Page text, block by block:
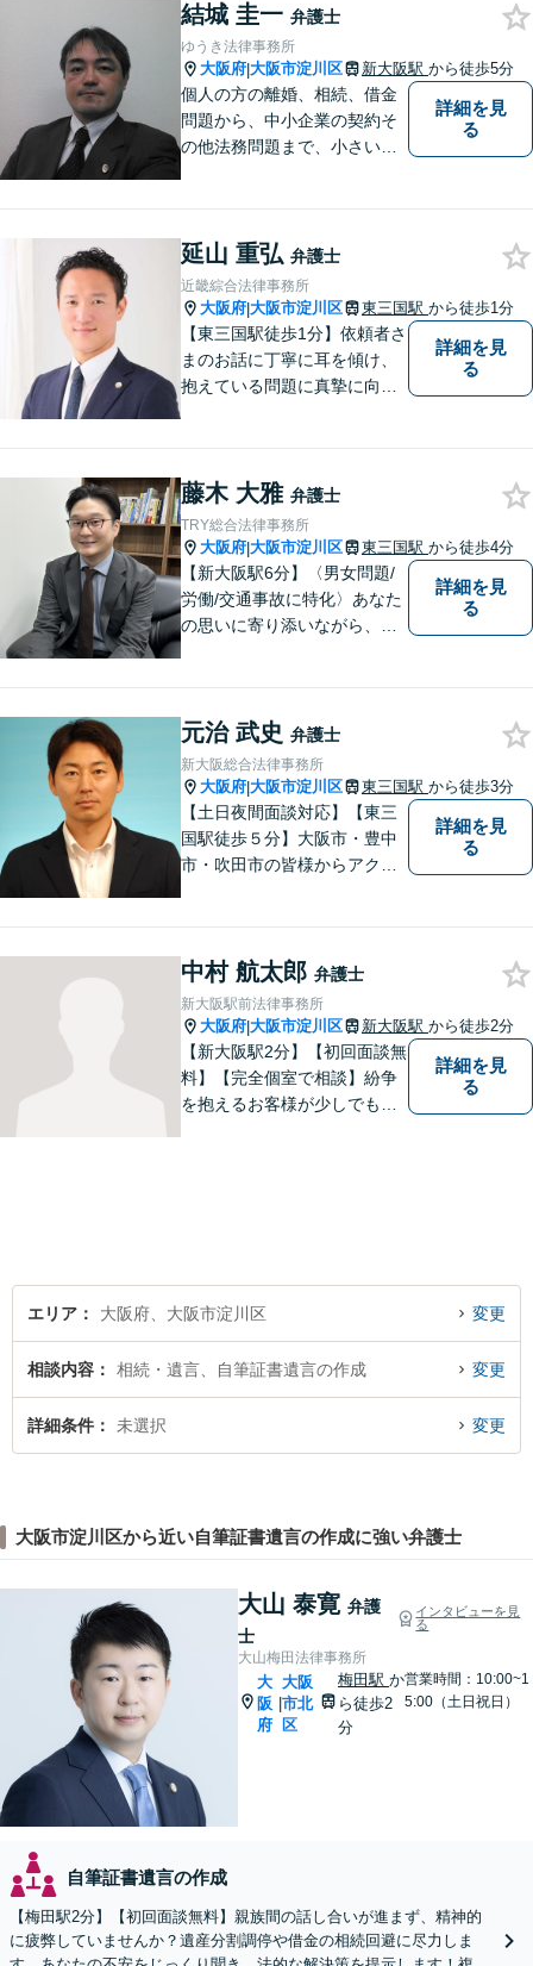
結城 圭一 弁護士
ゆうき法律事務所
大阪府|大阪市淀川区 新大阪駅 から徒歩5分
個人の方の離婚、相続、借金
問題から、中小企業の契約そ
の他法務問題まで、小さい事
す。
詳細を見
る
延山 重弘 弁護士
近畿綜合法律事務所
大阪府|大阪市淀川区 東三国駅 から徒歩1分
【東三国駅徒歩1分】依頼者さ
まのお話に丁寧に耳を傾け、
抱えている問題に真摯に向き
します。まずはお気軽にご相
談にいらしてください。【休
日夜間相談可】
詳細を見
る
藤木 大雅 弁護士
TRY総合法律事務所
大阪府|大阪市淀川区 東三国駅 から徒歩4分
【新大阪駅6分】〈男女問題/
労働/交通事故に特化〉あなた
の思いに寄り添いながら、明
据えた解決を目指します。
【メール・電話面談可】【東
三国駅4分】
詳細を見
る
元治 武史 弁護士
新大阪総合法律事務所
大阪府|大阪市淀川区 東三国駅 から徒歩3分
【土日夜間面談対応】【東三
国駅徒歩５分】大阪市・豊中
市・吹田市の皆様からアクセ
詳細を見
る
中村 航太郎 弁護士
新大阪駅前法律事務所
大阪府|大阪市淀川区 新大阪駅 から徒歩2分
【新大阪駅2分】【初回面談無
料】【完全個室で相談】紛争
を抱えるお客様が少しでも早
詳細を見
る
エリア 大阪府、大阪市淀川区 変更
相談内容 相続・遺言、自筆証書遺言の作成 変更
詳細条件 未選択 変更
大阪市淀川区から近い自筆証書遺言の作成に強い弁護士
大山 泰寛 弁護
士
インタビューを見
る
大山梅田法律事務所
大
阪
府
|
大阪
市北
区
梅田駅か
ら徒歩2
分
営業時間：10:00~1
5:00（土日祝日）
自筆証書遺言の作成
【梅田駅2分】【初回面談無料】親族間の話し合いが進まず、精神的
に疲弊していませんか？遺産分割調停や借金の相続回避に尽力しま